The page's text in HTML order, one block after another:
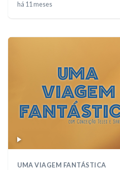
há 11 meses
UMA VIAGEM FANTÁSTICA